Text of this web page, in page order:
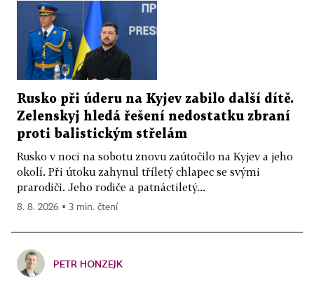
Rusko při úderu na Kyjev zabilo další dítě.
Zelenskyj hledá řešení nedostatku zbraní
proti balistickým střelám
Rusko v noci na sobotu znovu zaútočilo na Kyjev a jeho
okolí. Při útoku zahynul tříletý chlapec se svými
prarodiči. Jeho rodiče a patnáctiletý...
8. 8. 2026 ▪ 3 min. čtení
PETR HONZEJK